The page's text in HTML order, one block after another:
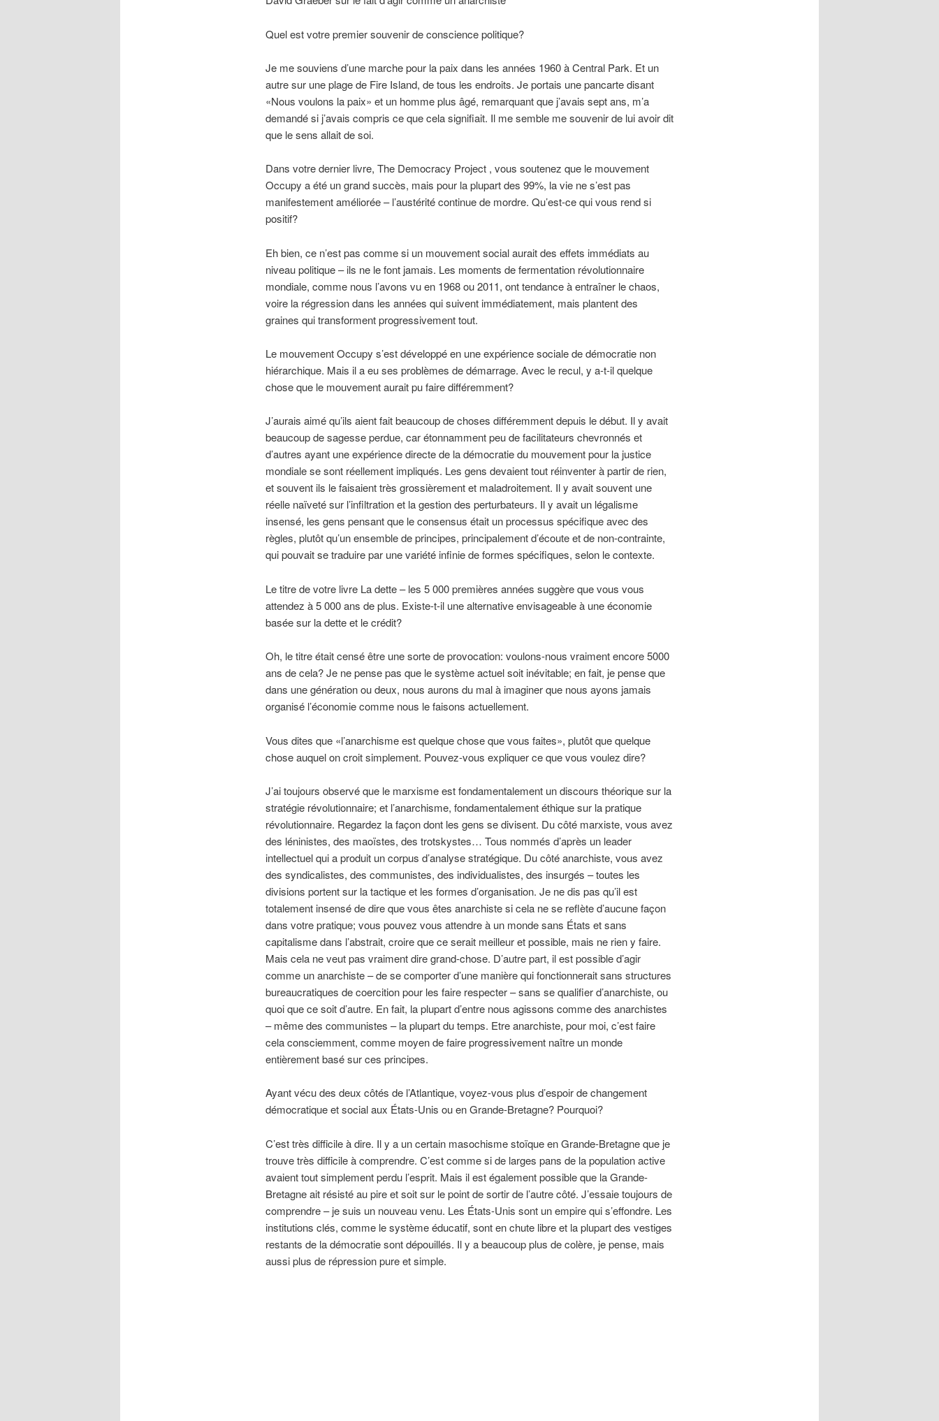
Quel est votre premier souvenir de conscience politique?
Je me souviens d’une marche pour la paix dans les années 1960 à Central Park. Et un
autre sur une plage de Fire Island, de tous les endroits. Je portais une pancarte disant
«Nous voulons la paix» et un homme plus âgé, remarquant que j’avais sept ans, m’a
demandé si j’avais compris ce que cela signifiait. Il me semble me souvenir de lui avoir dit
que le sens allait de soi.
Dans votre dernier livre, The Democracy Project , vous soutenez que le mouvement
Occupy a été un grand succès, mais pour la plupart des 99%, la vie ne s’est pas
manifestement améliorée – l’austérité continue de mordre. Qu’est-ce qui vous rend si
positif?
Eh bien, ce n’est pas comme si un mouvement social aurait des effets immédiats au
niveau politique – ils ne le font jamais. Les moments de fermentation révolutionnaire
mondiale, comme nous l’avons vu en 1968 ou 2011, ont tendance à entraîner le chaos,
voire la régression dans les années qui suivent immédiatement, mais plantent des
graines qui transforment progressivement tout.
Le mouvement Occupy s’est développé en une expérience sociale de démocratie non
hiérarchique. Mais il a eu ses problèmes de démarrage. Avec le recul, y a-t-il quelque
chose que le mouvement aurait pu faire différemment?
J’aurais aimé qu’ils aient fait beaucoup de choses différemment depuis le début. Il y avait
beaucoup de sagesse perdue, car étonnamment peu de facilitateurs chevronnés et
d’autres ayant une expérience directe de la démocratie du mouvement pour la justice
mondiale se sont réellement impliqués. Les gens devaient tout réinventer à partir de rien,
et souvent ils le faisaient très grossièrement et maladroitement. Il y avait souvent une
réelle naïveté sur l’infiltration et la gestion des perturbateurs. Il y avait un légalisme
insensé, les gens pensant que le consensus était un processus spécifique avec des
règles, plutôt qu’un ensemble de principes, principalement d’écoute et de non-contrainte,
qui pouvait se traduire par une variété infinie de formes spécifiques, selon le contexte.
Le titre de votre livre La dette – les 5 000 premières années suggère que vous vous
attendez à 5 000 ans de plus. Existe-t-il une alternative envisageable à une économie
basée sur la dette et le crédit?
Oh, le titre était censé être une sorte de provocation: voulons-nous vraiment encore 5000
ans de cela? Je ne pense pas que le système actuel soit inévitable; en fait, je pense que
dans une génération ou deux, nous aurons du mal à imaginer que nous ayons jamais
organisé l’économie comme nous le faisons actuellement.
Vous dites que «l’anarchisme est quelque chose que vous faites», plutôt que quelque
chose auquel on croit simplement. Pouvez-vous expliquer ce que vous voulez dire?
J’ai toujours observé que le marxisme est fondamentalement un discours théorique sur la
stratégie révolutionnaire; et l’anarchisme, fondamentalement éthique sur la pratique
révolutionnaire. Regardez la façon dont les gens se divisent. Du côté marxiste, vous avez
des léninistes, des maoïstes, des trotskystes… Tous nommés d’après un leader
intellectuel qui a produit un corpus d’analyse stratégique. Du côté anarchiste, vous avez
des syndicalistes, des communistes, des individualistes, des insurgés – toutes les
divisions portent sur la tactique et les formes d’organisation. Je ne dis pas qu’il est
totalement insensé de dire que vous êtes anarchiste si cela ne se reflète d’aucune façon
dans votre pratique; vous pouvez vous attendre à un monde sans États et sans
capitalisme dans l’abstrait, croire que ce serait meilleur et possible, mais ne rien y faire.
Mais cela ne veut pas vraiment dire grand-chose. D’autre part, il est possible d’agir
comme un anarchiste – de se comporter d’une manière qui fonctionnerait sans structures
bureaucratiques de coercition pour les faire respecter – sans se qualifier d’anarchiste, ou
quoi que ce soit d’autre. En fait, la plupart d’entre nous agissons comme des anarchistes
– même des communistes – la plupart du temps. Etre anarchiste, pour moi, c’est faire
cela consciemment, comme moyen de faire progressivement naître un monde
entièrement basé sur ces principes.
Ayant vécu des deux côtés de l’Atlantique, voyez-vous plus d’espoir de changement
démocratique et social aux États-Unis ou en Grande-Bretagne? Pourquoi?
C’est très difficile à dire. Il y a un certain masochisme stoïque en Grande-Bretagne que je
trouve très difficile à comprendre. C’est comme si de larges pans de la population active
avaient tout simplement perdu l’esprit. Mais il est également possible que la Grande-
Bretagne ait résisté au pire et soit sur le point de sortir de l’autre côté. J’essaie toujours de
comprendre – je suis un nouveau venu. Les États-Unis sont un empire qui s’effondre. Les
institutions clés, comme le système éducatif, sont en chute libre et la plupart des vestiges
restants de la démocratie sont dépouillés. Il y a beaucoup plus de colère, je pense, mais
aussi plus de répression pure et simple.